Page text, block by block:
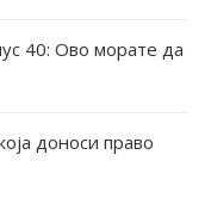
40: Ово морате да
доноси право